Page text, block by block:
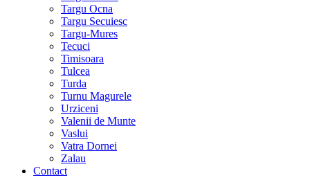
Targu Ocna
Targu Secuiesc
Targu-Mures
Tecuci
Timisoara
Tulcea
Turda
Turnu Magurele
Urziceni
Valenii de Munte
Vaslui
Vatra Dornei
Zalau
Contact